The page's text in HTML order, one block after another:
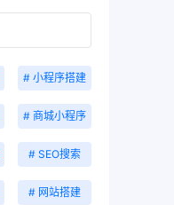
# 小程序搭建
# 商城小程序
# SEO搜索
# 网站搭建